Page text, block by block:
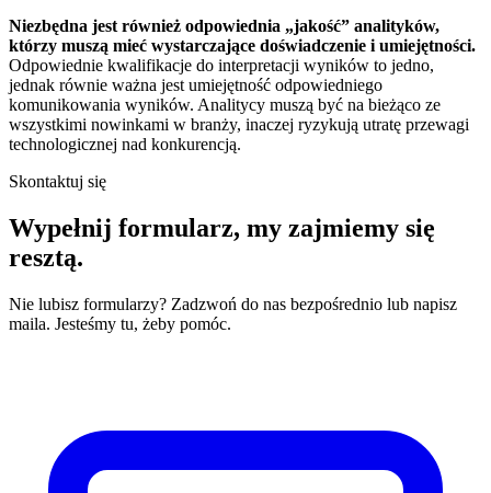
Niezbędna jest również odpowiednia „jakość” analityków,
którzy muszą mieć wystarczające doświadczenie i umiejętności.
Odpowiednie kwalifikacje do interpretacji wyników to jedno,
jednak równie ważna jest umiejętność odpowiedniego
komunikowania wyników. Analitycy muszą być na bieżąco ze
wszystkimi nowinkami w branży, inaczej ryzykują utratę przewagi
technologicznej nad konkurencją.
Skontaktuj się
Wypełnij formularz, my zajmiemy się
resztą.
Nie lubisz formularzy? Zadzwoń do nas bezpośrednio lub napisz
maila. Jesteśmy tu, żeby pomóc.